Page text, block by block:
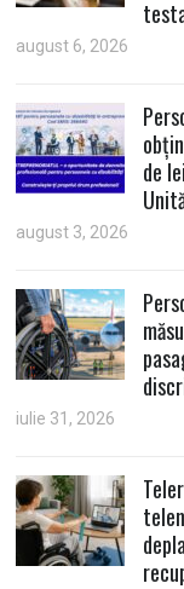
august 6, 2026
de
august 3, 2026
iulie 31, 2026